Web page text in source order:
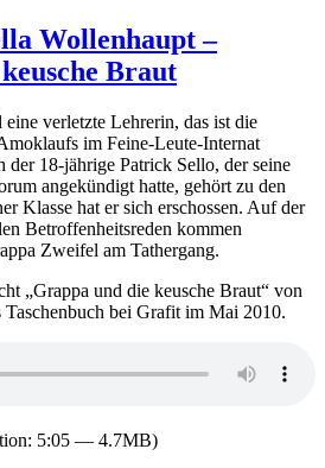
Wollenhaupt –
Braut
eine verletzte Lehrerin, das ist die
im Feine-Leute-Internat
der 18-jährige Patrick Sello, der seine
angekündigt hatte, gehört zu den
Klasse hat er sich erschossen. Auf der
Betroffenheitsreden kommen
Zweifel am Tathergang.
„Grappa und die keusche Braut“ von
bei Grafit im Mai 2010.
5:05 — 4.7MB)